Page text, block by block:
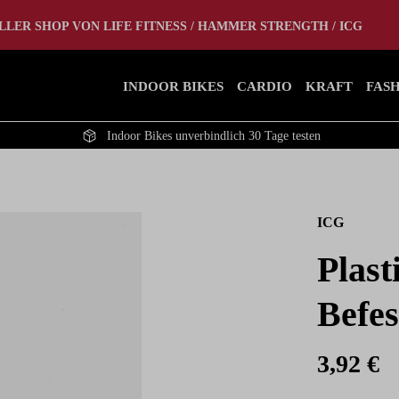
SHOP VON LIFE FITNESS / HAMMER STRENGTH / ICG
INDOOR BIKES CARDIO KRAFT
Indoor Bikes unverbindlich 30 Tage testen
ICG
3,92 €